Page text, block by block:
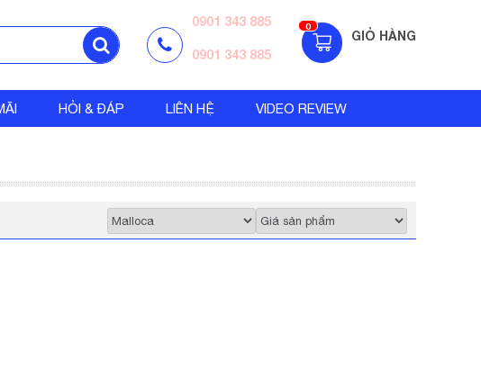
0901 343 885
0901 343 885
0
GIỎ HÀNG
HỎI & ĐÁP LIÊN HỆ VIDEO REVIEW